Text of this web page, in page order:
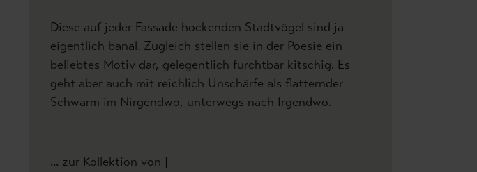
Diese auf jeder Fassade hockenden Stadtvögel sind ja
eigentlich banal. Zugleich stellen sie in der Poesie ein
beliebtes Motiv dar, gelegentlich furchtbar kitschig. Es
geht aber auch mit reichlich Unschärfe als flatternder
Schwarm im Nirgendwo, unterwegs nach Irgendwo.
... zur Kollektion von |